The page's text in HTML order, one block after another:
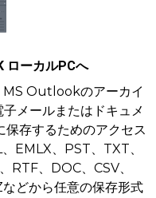
ローカルPCへ
MS Outlookのアーカイ
メールまたはドキュメ
保存するためのアクセス
EMLX、PST、TXT、
、DOC、CSV、
どから任意の保存形式